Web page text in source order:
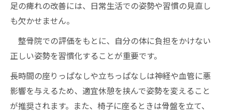
足の痺れの改善には、日常生活での姿勢や習慣の見直し
も欠かせません。
整骨院での評価をもとに、自分の体に負担をかけない
正しい姿勢を習慣化することが重要です。
長時間の座りっぱなしや立ちっぱなしは神経や血管に悪
影響を与えるため、適宜休憩を挟んで姿勢を変えること
が推奨されます。また、椅子に座るときは骨盤を立て、